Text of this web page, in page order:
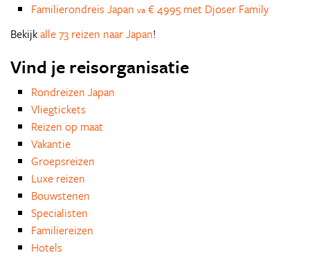
Familierondreis Japan va € 4995 met Djoser Family
Bekijkalle 73 reizen naar Japan!
Vind je reisorganisatie
Rondreizen Japan
Vliegtickets
Reizen op maat
Vakantie
Groepsreizen
Luxe reizen
Bouwstenen
Specialisten
Familiereizen
Hotels